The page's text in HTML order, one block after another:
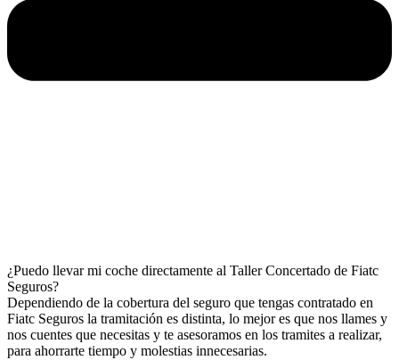
¿Puedo llevar mi coche directamente al Taller Concertado de Fiatc
Seguros?
Dependiendo de la cobertura del seguro que tengas contratado en
Fiatc Seguros la tramitación es distinta, lo mejor es que nos llames y
nos cuentes que necesitas y te asesoramos en los tramites a realizar,
para ahorrarte tiempo y molestias innecesarias.